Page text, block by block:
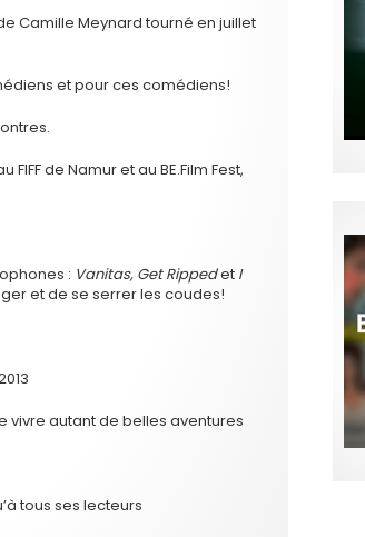
Camille Meynard tourné en juillet
et pour ces comédiens!
de Namur et au BE.Film Fest,
: Vanitas, Get Rippedet I
et de se serrer les coudes!
vivre autant de belles aventures
tous ses lecteurs